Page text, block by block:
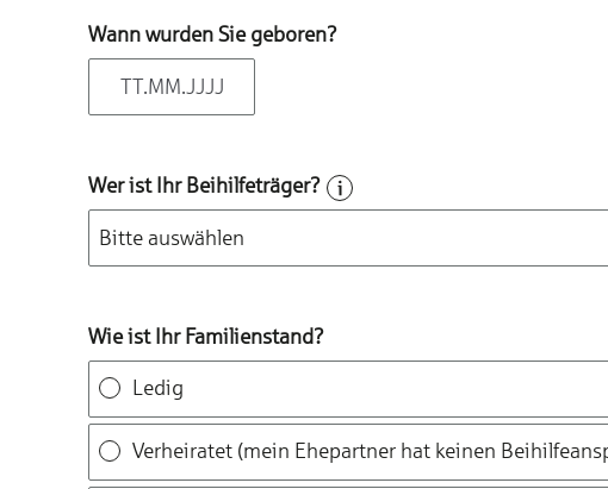
Wann wurden Sie geboren?
Wer ist Ihr Beihilfeträger?
Wie ist Ihr Familienstand?
Ledig
Verheiratet (mein Ehepartner hat keinen